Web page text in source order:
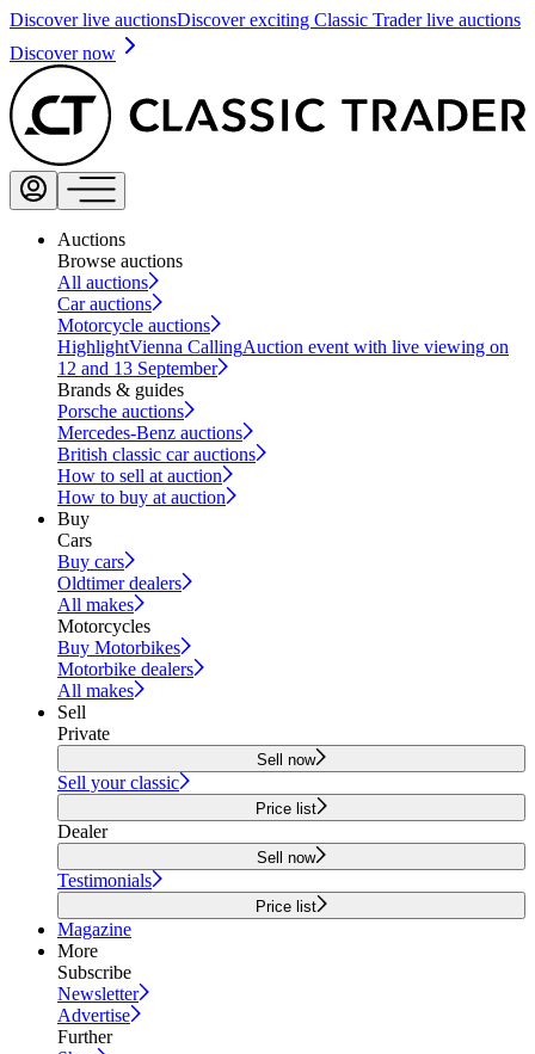
Discover live auctionsDiscover exciting Classic Trader live auctions
Discover now
Auctions
Browse auctions
All auctions
Car auctions
Motorcycle auctions
HighlightVienna CallingAuction event with live viewing on
12 and 13 September
Brands & guides
Porsche auctions
Mercedes-Benz auctions
British classic car auctions
How to sell at auction
How to buy at auction
Buy
Cars
Buy cars
Oldtimer dealers
All makes
Motorcycles
Buy Motorbikes
Motorbike dealers
All makes
Sell
Private
Sell now
Sell your classic
Price list
Dealer
Sell now
Testimonials
Price list
Magazine
More
Subscribe
Newsletter
Advertise
Further